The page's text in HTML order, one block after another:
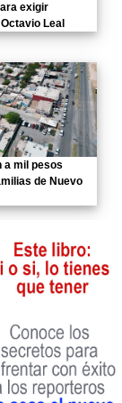
exigir
Leal
a mil pesos
de Nuevo